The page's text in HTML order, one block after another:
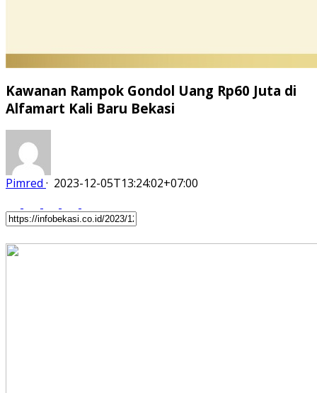
Kawanan Rampok Gondol Uang Rp60 Juta di
Alfamart Kali Baru Bekasi
Pimred · 2023-12-05T13:24:02+07:00